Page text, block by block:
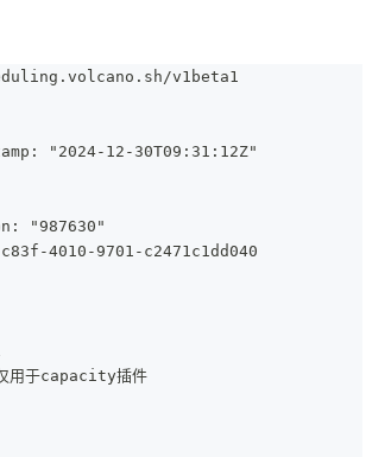
v1beta1
"2024-12-30T09:31:12Z"
"987630"
4010-9701-c2471c1dd040
用于capacity插件